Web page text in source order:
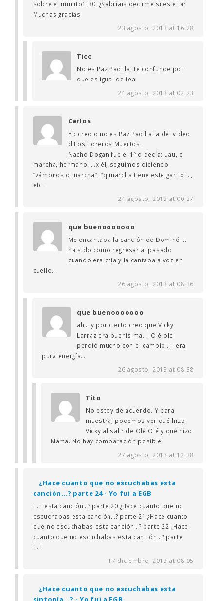
sobre el minuto1:30. ¿Sabríais decirme si es ella?
Muchas gracias
23 agosto, 2013 at 16:28
Tico
No es Paz Padilla, te confunde por
que es igual de fea.
24 agosto, 2013 at 02:23
Carlos
Yo creo q no es Paz Padilla la del video
d Los Toreros Muertos.
Nacho Dogan fue el 1º q decía: uau, q
marcha, hermano! …x él, seguimos diciendo
“vámonos d marcha”, “q marcha tiene este garito!…,
etc.
24 agosto, 2013 at 00:37
que buenooooooo
Me encantaba la canción de Dominó….
ha sido como regresar al pasado
cuando era cría y la cantaba a voz en
cuello….
26 agosto, 2013 at 08:36
que buenooooooo
ah… y por cierto creo que Vicky
Larraz era buenísima…. Olé olé
perdió mucho con el cambio….. era
pura energía…
26 agosto, 2013 at 08:38
Tito
No estoy de acuerdo. Y para
muestra, podemos ver qué hizo
Vicky al salir de Olé Olé y qué hizo
Marta. No hay comparación posible
27 agosto, 2013 at 12:38
¿Hace cuanto que no escuchabas esta
canción…? parte 24 - Yo fui a EGB
[…] esta canción…? parte 20 ¿Hace cuanto que no
escuchabas esta canción…? parte 21 ¿Hace cuanto
que no escuchabas esta canción…? parte 22 ¿Hace
cuanto que no escuchabas esta canción…? parte
[…]
17 diciembre, 2013 at 08:05
¿Hace cuanto que no escuchabas esta